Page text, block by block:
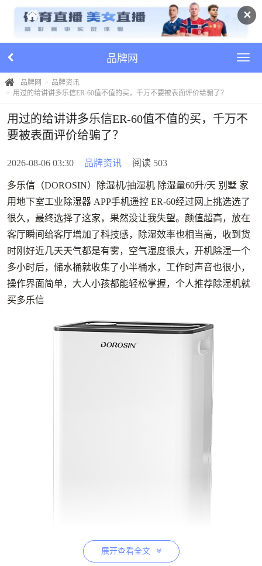
✕
品牌网
品牌网
品牌资讯
用过的给讲讲多乐信ER-60值不值的买，千万不要被表面评价给骗了？
用过的给讲讲多乐信ER-60值不值的买，千万不
要被表面评价给骗了？
2026-08-06 03:30 品牌资讯 阅读 503
多乐信（DOROSIN）除湿机/抽湿机 除湿量60升/天 别墅 家
用地下室工业除湿器 APP手机遥控 ER-60经过网上挑选选了
很久，最终选择了这家，果然没让我失望。颜值超高，放在
客厅瞬间给客厅增加了科技感，除湿效率也相当高，收到货
时刚好近几天天气都是有雾，空气湿度很大，开机除湿一个
多小时后，储水桶就收集了小半桶水，工作时声音也很小，
操作界面简单，大人小孩都能轻松掌握，个人推荐除湿机就
买多乐信
展开查看全文